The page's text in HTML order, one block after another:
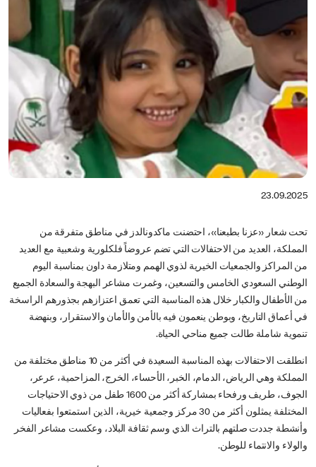
23.09.2025
تحت شعار «عزنا بطبعنا»، احتضنت ماكدونالدز في مناطق متفرقة من
المملكة، العديد من الاحتفالات التي تضم عروضاً فلكلورية وشعبية مع العديد
من المراكز والجمعيات الخيرية لذوي الهمم ومتلازمة داون بمناسبة اليوم
الوطني السعودي الخامس والتسعين، وغمرت مشاعر البهجة والسعادة الجميع
من الأطفال والكبار خلال هذه المناسبة التي تعمق اعتزازهم بجذورهم الراسخة
في أعماق التاريخ، وبوطن ينعمون فيه بالأمن والأمان والاستقرار، وبنهضة
تنموية شاملة طالت جميع مناحي الحياة.
انطلقت الاحتفالات بهذه المناسبة السعيدة في أكثر من 10 مناطق مختلفة من
المملكة وهي الرياض، الدمام، الخبر، الأحساء، الخرج، المزاحمية، عرعر،
الجوف، طريف ورفحاء بمشاركة أكثر من 1600 طفل من ذوي الاحتياجات
المختلفة يمثلون أكثر من 30 مركز وجمعية خيرية، الذين استمتعوا بفعاليات
وأنشطة جددت صلتهم بالتراث الذي وسم ثقافة البلاد، وعكست مشاعر الفخر
والولاء والانتماء للوطن.